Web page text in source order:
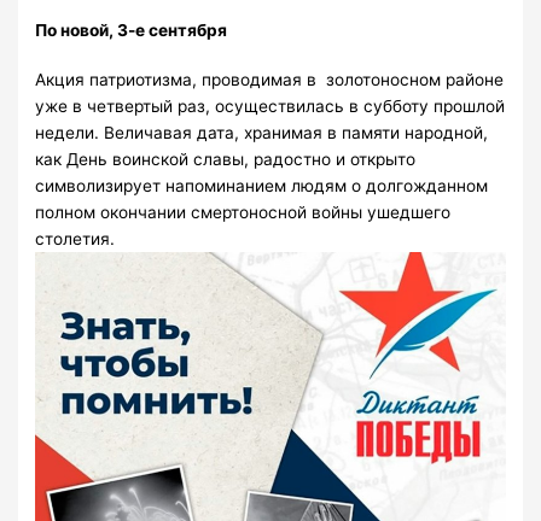
По новой, 3-е сентября
Акция патриотизма, проводимая в золотоносном районе
уже в четвертый раз, осуществилась в субботу прошлой
недели. Величавая дата, хранимая в памяти народной,
как День воинской славы, радостно и открыто
символизирует напоминанием людям о долгожданном
полном окончании смертоносной войны ушедшего
столетия.